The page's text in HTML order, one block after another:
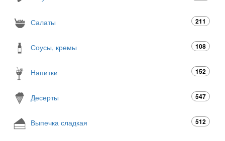
Салаты 211
Соусы, кремы 108
Напитки 152
Десерты 547
Выпечка сладкая 512